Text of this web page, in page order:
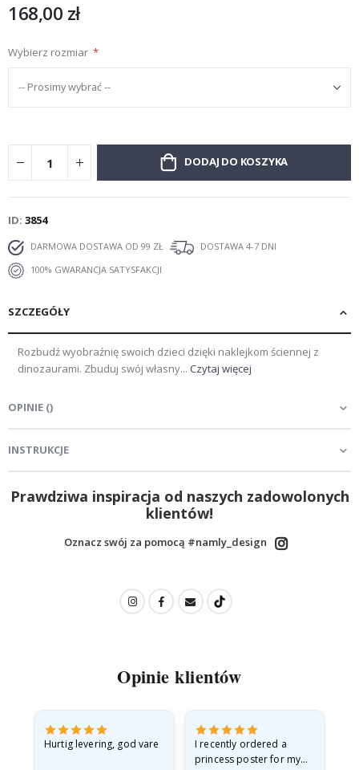
168,00 zł
Wybierz rozmiar
DODAJ DO KOSZYKA
ID 3854
DARMOWA DOSTAWA OD 99 ZŁ
DOSTAWA 4-7 DNI
100% GWARANCJA SATYSFAKCJI
SZCZEGÓŁY
Rozbudź wyobraźnię swoich dzieci dzięki naklejkom ściennej z
dinozaurami. Zbuduj swój własny... Czytaj więcej
OPINIE ()
INSTRUKCJE
Prawdziwa inspiracja od naszych zadowolonych
klientów!
Oznacz swój za pomocą #namly_design
Opinie klientów
Hurtig levering, god vare
I recently ordered a
princess poster for my